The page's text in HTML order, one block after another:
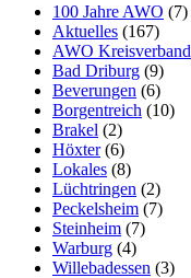
100 Jahre AWO (7)
Aktuelles (167)
AWO Kreisverband
Bad Driburg (9)
Beverungen (6)
Borgentreich (10)
Brakel (2)
Höxter(6)
Lokales (8)
Lüchtringen (2)
Peckelsheim (7)
Steinheim (7)
Warburg (4)
Willebadessen (3)